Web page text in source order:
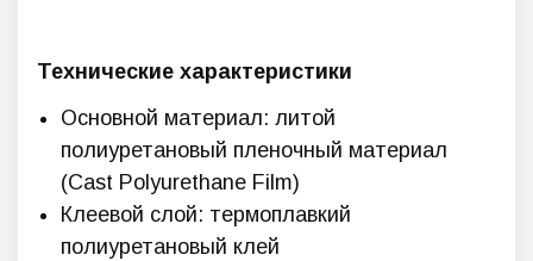
Технические характеристики
Основной материал: литой
полиуретановый пленочный материал
(Cast Polyurethane Film)
Клеевой слой: термоплавкий
полиуретановый клей